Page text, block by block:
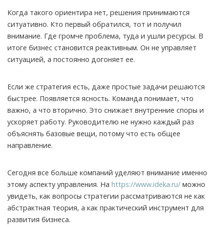
Когда такого ориентира нет, решения принимаются
ситуативно. Кто первый обратился, тот и получил
внимание. Где громче проблема, туда и ушли ресурсы. В
итоге бизнес становится реактивным. Он не управляет
ситуацией, а постоянно догоняет ее.
Если же стратегия есть, даже простые задачи решаются
быстрее. Появляется ясность. Команда понимает, что
важно, а что вторично. Это снижает внутренние споры и
ускоряет работу. Руководителю не нужно каждый раз
объяснять базовые вещи, потому что есть общее
направление.
Сегодня все больше компаний уделяют внимание именно
этому аспекту управления. На https://www.ideka.ru/ можно
увидеть, как вопросы стратегии рассматриваются не как
абстрактная теория, а как практический инструмент для
развития бизнеса.